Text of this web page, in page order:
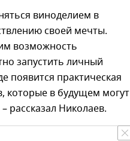
виноделием в
своей мечты.
возможность
запустить личный
появится практическая
которые в будущем могут
рассказал Николаев.